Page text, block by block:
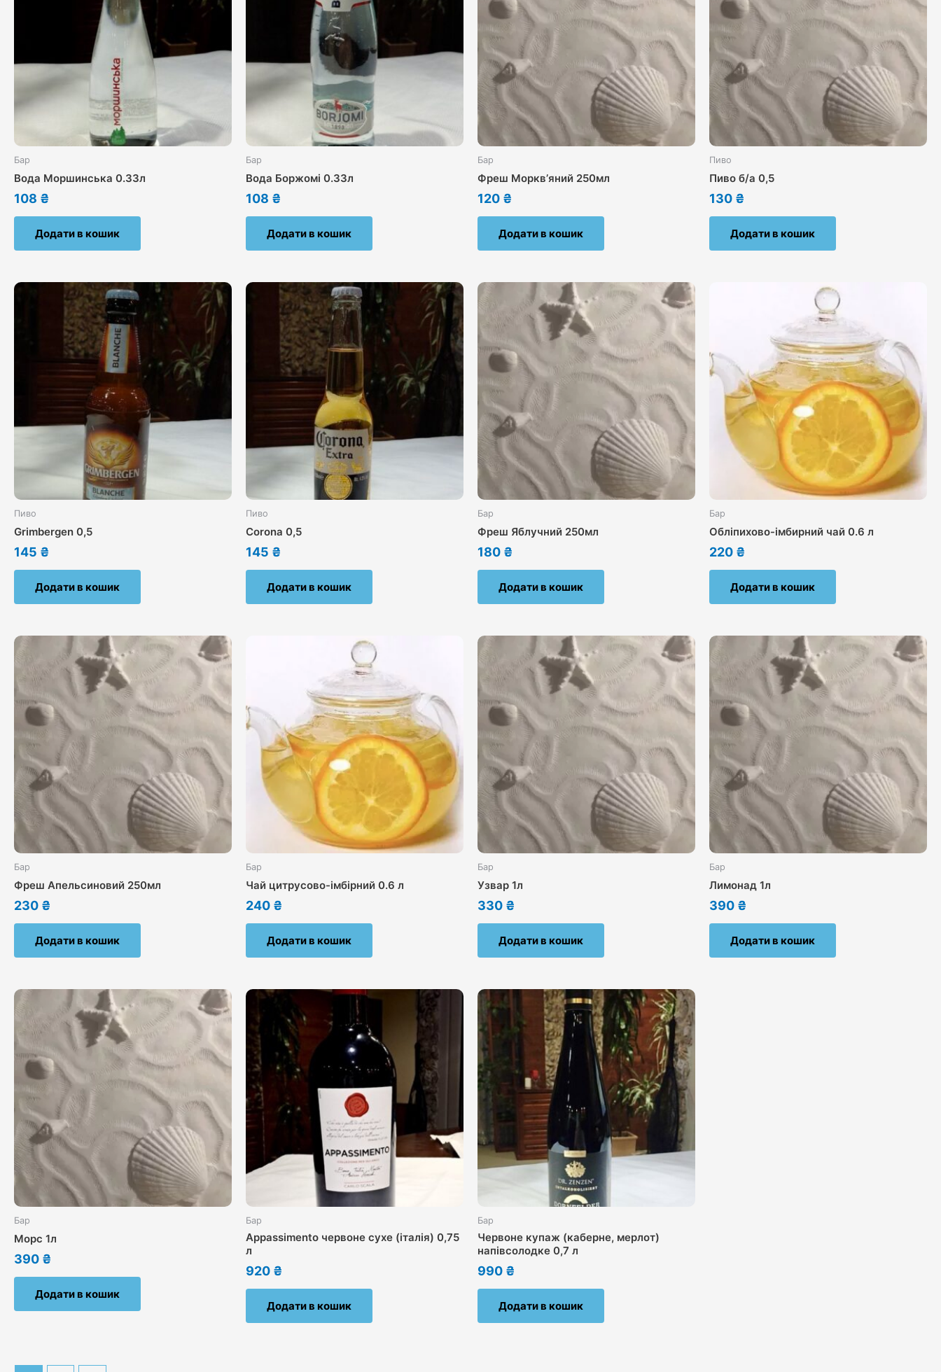
Бар
Вода Моршинська 0.33л
108 ₴
Додати в кошик
Бар
Вода Боржомі 0.33л
108 ₴
Додати в кошик
Бар
Фреш Морквʼяний 250мл
120 ₴
Додати в кошик
Пиво
Пиво б/а 0,5
130 ₴
Додати в кошик
Пиво
Grimbergen 0,5
145 ₴
Додати в кошик
Пиво
Corona 0,5
145 ₴
Додати в кошик
Бар
Фреш Яблучний 250мл
180 ₴
Додати в кошик
Бар
Обліпихово-імбирний чай 0.6 л
220 ₴
Додати в кошик
Бар
Фреш Апельсиновий 250мл
230 ₴
Додати в кошик
Бар
Чай цитрусово-імбірний 0.6 л
240 ₴
Додати в кошик
Бар
Узвар 1л
330 ₴
Додати в кошик
Бар
Лимонад 1л
390 ₴
Додати в кошик
Бар
Морс 1л
390 ₴
Додати в кошик
Бар
Appassimento червоне сухе (італія) 0,75
л
920 ₴
Додати в кошик
Бар
Червоне купаж (каберне, мерлот)
напівсолодке 0,7 л
990 ₴
Додати в кошик